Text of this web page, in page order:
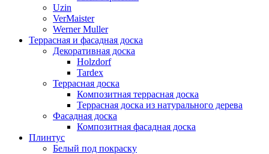
Uzin
VerMaister
Werner Muller
Террасная и фасадная доска
Декоративная доска
Holzdorf
Tardex
Террасная доска
Композитная террасная доска
Террасная доска из натурального дерева
Фасадная доска
Композитная фасадная доска
Плинтус
Белый под покраску